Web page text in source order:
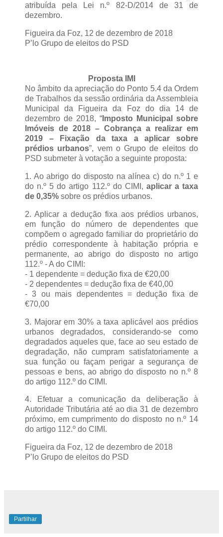
atribuída pela Lei n.º 82-D/2014 de 31 de
dezembro.
Figueira da Foz, 12 de dezembro de 2018
P’lo Grupo de eleitos do PSD
Proposta IMI
No âmbito da apreciação do Ponto 5.4 da Ordem
de Trabalhos da sessão ordinária da Assembleia
Municipal da Figueira da Foz do dia 14 de
dezembro de 2018, “ Imposto Municipal sobre
Imóveis de 2018 – Cobrança a realizar em
2019 – Fixação da taxa a aplicar sobre
prédios urbanos”, vem o Grupo de eleitos do
PSD submeter à votação a seguinte proposta:
1. Ao abrigo do disposto na alínea c) do n.º 1 e
do n.º 5 do artigo 112.º do CIMI, aplicar a taxa
de 0,35% sobre os prédios urbanos.
2. Aplicar a dedução fixa aos prédios urbanos,
em função do número de dependentes que
compõem o agregado familiar do proprietário do
prédio correspondente à habitação própria e
permanente, ao abrigo do disposto no artigo
112.º - A do CIMI:
- 1 dependente = dedução fixa de €20,00
- 2 dependentes = dedução fixa de €40,00
- 3 ou mais dependentes = dedução fixa de
€70,00
3. Majorar em 30% a taxa aplicável aos prédios
urbanos degradados, considerando-se como
degradados aqueles que, face ao seu estado de
degradação, não cumpram satisfatoriamente a
sua função ou façam perigar a segurança de
pessoas e bens, ao abrigo do disposto no n.º 8
do artigo 112.º do CIMI.
4. Efetuar a comunicação da deliberação à
Autoridade Tributária até ao dia 31 de dezembro
próximo, em cumprimento do disposto no n.º 14
do artigo 112.º do CIMI.
Figueira da Foz, 12 de dezembro de 2018
P’lo Grupo de eleitos do PSD
Partilhar